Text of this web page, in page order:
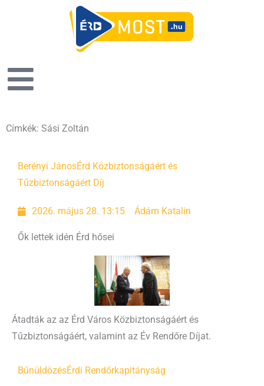
Címkék: Sási Zoltán
Berényi JánosÉrd Közbiztonságáért és
Tűzbiztonságáért Díj
2026. május 28. 13:15 Ádám Katalin
Ők lettek idén Érd hősei
Átadták az az Érd Város Közbiztonságáért és
Tűzbiztonságáért, valamint az Év Rendőre Díjat.
BűnüldözésÉrdi Rendőrkapitányság